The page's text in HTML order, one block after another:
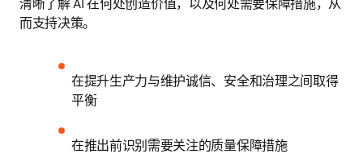
而支持决策。
在提升生产力与维护诚信、安全和治理之间取得
平衡
在推出前识别需要关注的质量保障措施